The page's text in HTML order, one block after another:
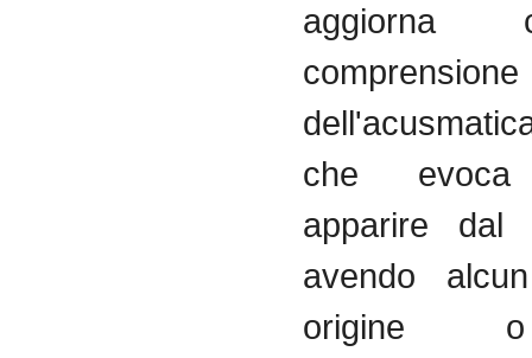
comprensione
che evoca
apparire dal
avendo
origine